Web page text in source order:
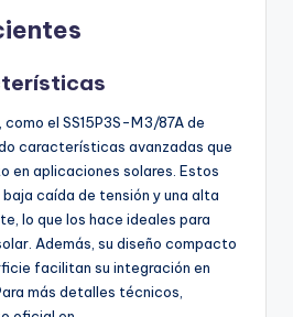
el SS15P3S-M3/87A de
características avanzadas que
en aplicaciones solares. Estos
caída de tensión y una alta
lo que los hace ideales para
Además, su diseño compacto
facilitan su integración en
más detalles técnicos,